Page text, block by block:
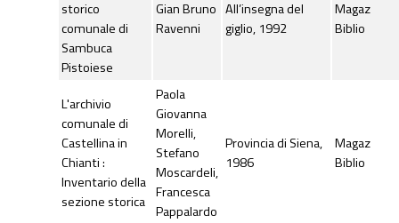
storico
comunale di
Sambuca
Pistoiese
Gian Bruno
Ravenni
All’insegna del
giglio, 1992
Magaz
Biblio
L'archivio
comunale di
Castellina in
Chianti :
Inventario della
sezione storica
Paola
Giovanna
Morelli,
Stefano
Moscardeli,
Francesca
Pappalardo
Provincia di Siena,
1986
Magaz
Biblio